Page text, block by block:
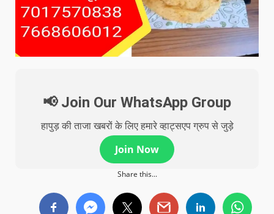
📢 Join Our WhatsApp Group
हापुड़ की ताजा खबरों के लिए हमारे व्हाट्सएप ग्रुप से जुड़े
Join Now
Share this...